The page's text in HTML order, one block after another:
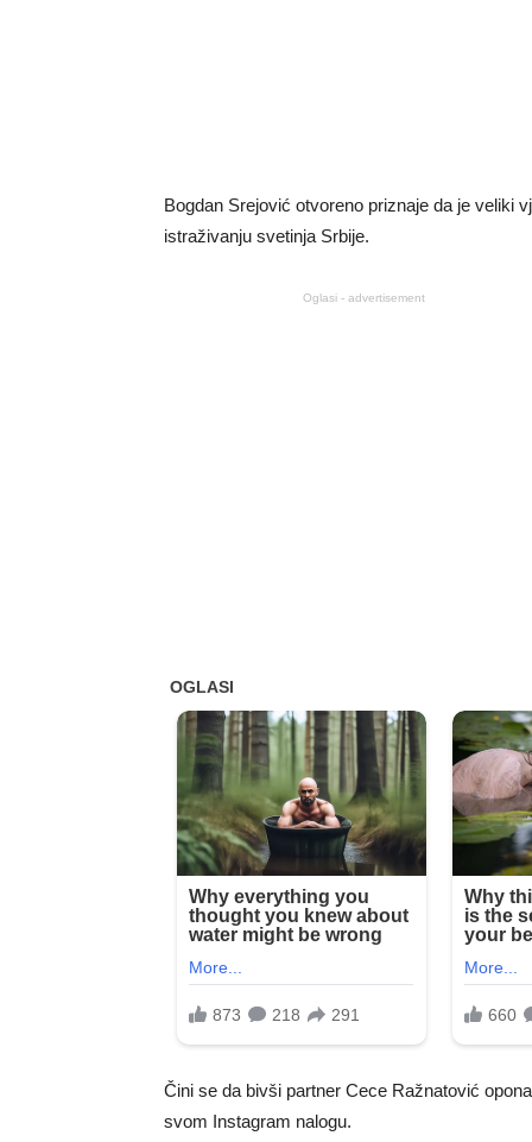
Bogdan Srejović otvoreno priznaje da je veliki
istraživanju svetinja Srbije.
Oglasi - advertisement
Čini se da bivši partner Cece Ražnatović
svom Instagram nalogu.